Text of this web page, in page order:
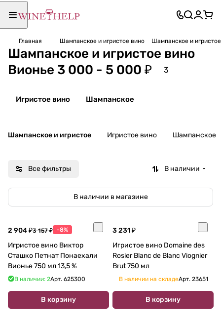
Главная Шампанское и игристое вино Шампанское и
Шампанское и игристое вино
Вионье 3 000 - 5 000 ₽
3
Игристое вино Шампанское
Шампанское и игристое Игристое вино Шампанское
Все фильтры В наличии
В наличии в магазине
2 904 ₽3 157 ₽ -8%
Игристое вино Виктор
Сташко Петнат Понаехали
Вионье 750 мл 13,5 %
В наличии: 2Арт. 625300
В корзину
3 231 ₽
Игристое вино Domaine des
Rosier Blanc de Blanc Viognier
Brut 750 мл
В наличии на складеАрт. 23651
В корзину